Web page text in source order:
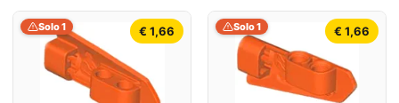
€ 1,66
Solo 1 € 1,66
Solo 1